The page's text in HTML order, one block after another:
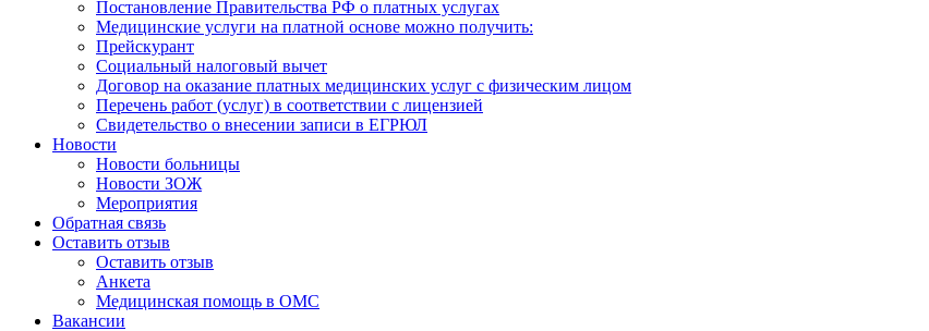
Постановление Правительства РФ о платных услугах
Медицинские услуги на платной основе можно получить:
Прейскурант
Социальный налоговый вычет
Договор на оказание платных медицинских услуг с физическим лицом
Перечень работ (услуг) в соответствии с лицензией
Свидетельство о внесении записи в ЕГРЮЛ
Новости
Новости больницы
Новости ЗОЖ
Мероприятия
Обратная связь
Оставить отзыв
Оставить отзыв
Анкета
Медицинская помощь в ОМС
Вакансии